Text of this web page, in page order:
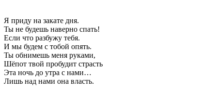
Я приду на закате дня.
Ты не будешь наверно спать!
Если что разбужу тебя.
И мы будем с тобой опять.
Ты обнимешь меня руками,
Шёпот твой пробудит страсть
Эта ночь до утра с нами…
Лишь над нами она власть.